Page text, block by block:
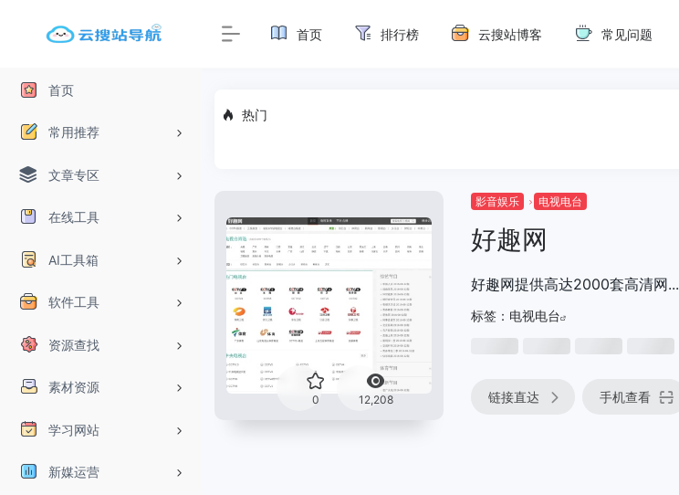
首页
常用推荐
文章专区
在线工具
AI工具箱
软件工具
资源查找
素材资源
学习网站
新媒运营
首页 排行榜 云搜站博客 常见问题
热门
0 12,208
影音娱乐 电视电台
好趣网
好趣网提供高达2000套高清网...
标签： 电视电台
链接直达 手机查看